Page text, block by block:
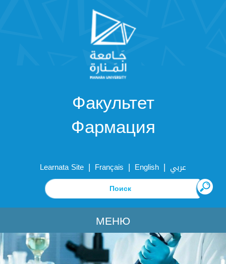
Факультет
Фармация
Learnata Site | Français | English | عربي
МЕНЮ